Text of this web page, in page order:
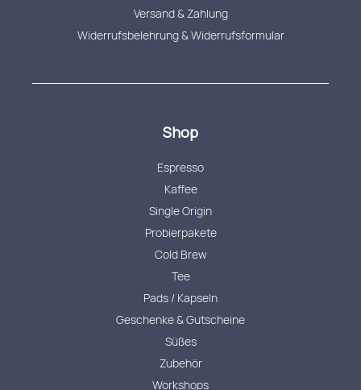
Versand & Zahlung
Widerrufsbelehrung & Widerrufsformular
Shop
Espresso
Kaffee
Single Origin
Probierpakete
Cold Brew
Tee
Pads / Kapseln
Geschenke & Gutscheine
Süßes
Zubehör
Workshops